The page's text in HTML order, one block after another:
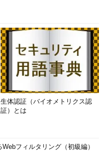
生体認証（バイオメトリクス認
証）とは
フィルタリング（初級編）